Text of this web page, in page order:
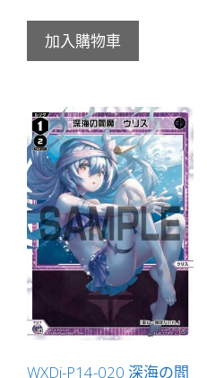
加入購物車
WXDi-P14-020 深海の閻